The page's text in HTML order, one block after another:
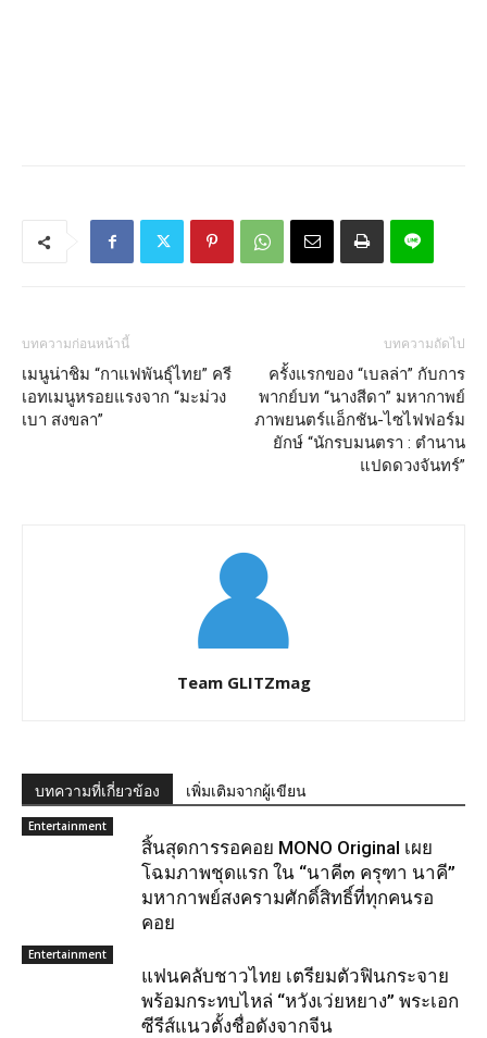
บทความก่อนหน้านี้
เมนูน่าชิม “กาแฟพันธุ์ไทย” ครี
เอทเมนูหรอยแรงจาก “มะม่วง
เบา สงขลา”
บทความถัดไป
ครั้งแรกของ “เบลล่า” กับการ
พากย์บท “นางสีดา” มหากาพย์
ภาพยนตร์แอ็กชัน-ไซไฟฟอร์ม
ยักษ์ “นักรบมนตรา : ตำนาน
แปดดวงจันทร์”
Team GLITZmag
บทความที่เกี่ยวข้อง เพิ่มเติมจากผู้เขียน
Entertainment
สิ้นสุดการรอคอย MONO Original เผย
โฉมภาพชุดแรก ใน “นาคี๓ ครุฑา นาคี”
มหากาพย์สงครามศักดิ์สิทธิ์ที่ทุกคนรอ
คอย
Entertainment
แฟนคลับชาวไทย เตรียมตัวฟินกระจาย
พร้อมกระทบไหล่ “หวังเว่ยหยาง” พระเอก
ซีรีส์แนวตั้งชื่อดังจากจีน